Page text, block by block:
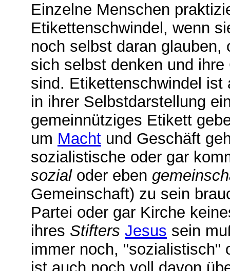
Einzelne Menschen
Etikettenschwindel, wenn
noch selbst daran
sich selbst denken und
sind. Etikettenschwindel
in ihrer Selbstdarstellung
gemeinnütziges Etikett
um Macht und Geschäft
sozialistische oder gar
sozialoder eben
Gemeinschaft) zu sein
Partei oder gar Kirche
ihres Stifters Jesus sein
immer noch, "sozialistisch"